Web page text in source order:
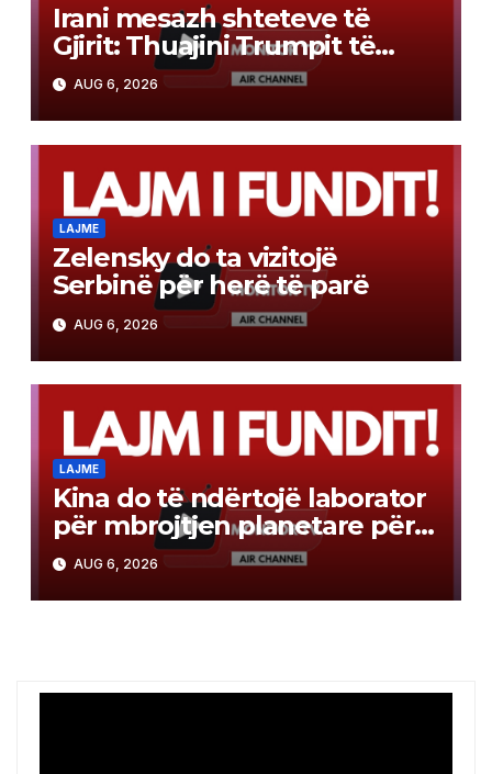
Irani mesazh shteteve të
Gjirit: Thuajini Trumpit të
heqë dorë, ose do t’ju
godasim rëndë
AUG 6, 2026
LAJME
Zelensky do ta vizitojë
Serbinë për herë të parë
AUG 6, 2026
LAJME
Kina do të ndërtojë laborator
për mbrojtjen planetare për
misionin e kthimit të
mostrave në Mars
AUG 6, 2026